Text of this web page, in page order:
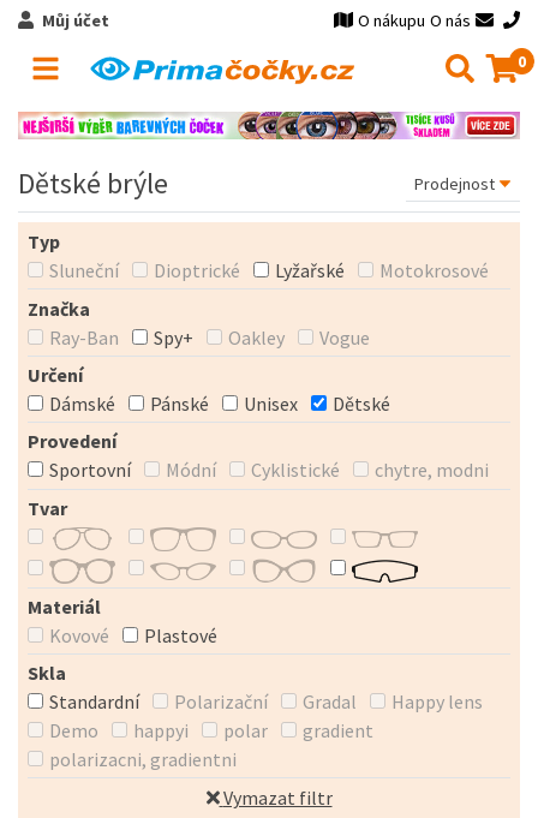
Můj účet O nákupu O nás
0
Dětské brýle
Typ
Sluneční
Dioptrické Lyžařské
Motokrosové
Značka
Ray-Ban
Spy+ Oakley
Vogue
Určení
Dámské
Pánské Unisex
Dětské
Provedení
Sportovní
Módní Cyklistické
chytre, modni
Tvar
Materiál
Kovové
Plastové
Skla
Standardní
Polarizační Gradal
Happy lens
Demo
happyi polar
gradient
polarizacni, gradientni
Vymazat filtr